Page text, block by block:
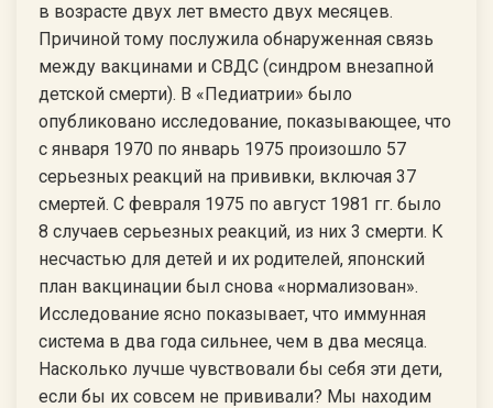
в возрасте двух лет вместо двух месяцев.
Причиной тому послужила обнаруженная связь
между вакцинами и СВДС (синдром внезапной
детской смерти). В «Педиатрии» было
опубликовано исследование, показывающее, что
с января 1970 по январь 1975 произошло 57
серьезных реакций на прививки, включая 37
смертей. С февраля 1975 по август 1981 гг. было
8 случаев серьезных реакций, из них 3 смерти. К
несчастью для детей и их родителей, японский
план вакцинации был снова «нормализован».
Исследование ясно показывает, что иммунная
система в два года сильнее, чем в два месяца.
Насколько лучше чувствовали бы себя эти дети,
если бы их совсем не прививали? Мы находим